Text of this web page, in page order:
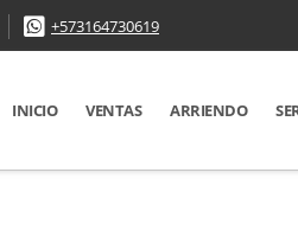
+573164730619
INICIO VENTAS ARRIENDO